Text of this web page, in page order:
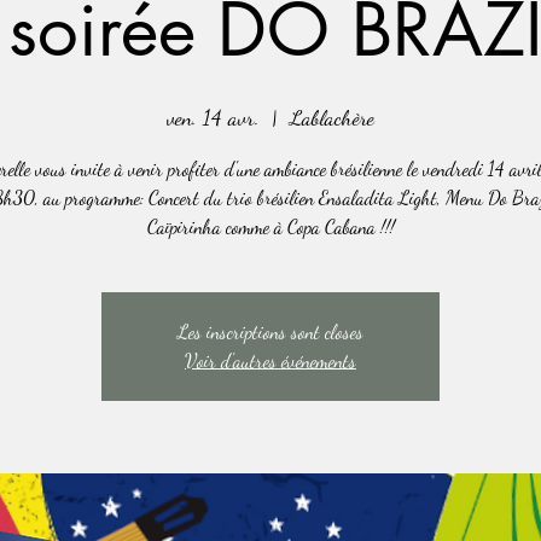
DO
ven. 14 avr.
  |
Lablachère
vous invite à venir profiter d'une ambiance brésilienne le vendredi 14
au programme: Concert du trio brésilien Ensaladita Light, Menu Do
Caïpirinha comme à Copa Cabana !!!
Les inscriptions sont closes
Voir d'autres événements